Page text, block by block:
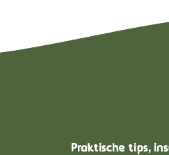
Praktische tips,